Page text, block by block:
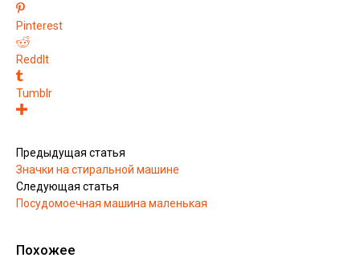
Pinterest
ReddIt
Tumblr
Предыдущая статья
Значки на стиральной машине
Следующая статья
Посудомоечная машина маленькая
Похожее